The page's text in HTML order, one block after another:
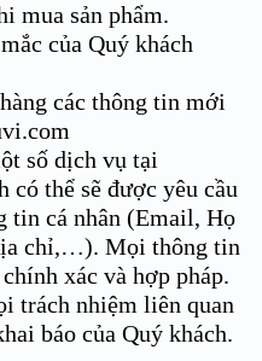
mua sản phẩm.
của Quý khách
các thông tin mới
số dịch vụ tại
thể sẽ được yêu cầu
tin cá nhân (Email, Họ
chỉ,…). Mọi thông tin
xác và hợp pháp.
trách nhiệm liên quan
báo của Quý khách.